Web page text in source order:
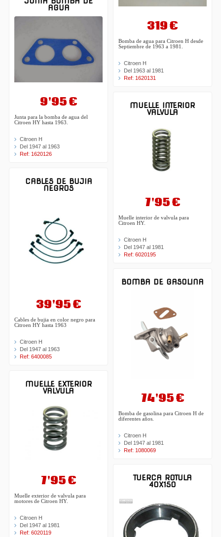
AGUA
9'95 €
Junta para la bomba de agua del
Citroen HY hasta 1963.
Citroen H
Del 1947 al 1963
Ref: 1620126
CABLES DE BUJIA
NEGROS
39'95 €
Cables de bujia en color negro para
Citroen HY hasta 1963
Citroen H
Del 1947 al 1963
Ref: 6400085
MUELLE EXTERIOR
VALVULA
7'95 €
Muelle exterior de valvula para
motores de Citroen HY.
Citroen H
Del 1947 al 1981
Ref: 6020119
319 €
Bomba de agua para Citroen H desde
Septiembre de 1963 a 1981.
Citroen H
Del 1963 al 1981
Ref: 1620131
MUELLE INTERIOR
VALVULA
7'95 €
Muelle interior de valvula para
Citroen HY.
Citroen H
Del 1947 al 1981
Ref: 6020195
BOMBA DE GASOLINA
74'95 €
Bomba de gasolina para Citroen H de
diferentes años.
Citroen H
Del 1947 al 1981
Ref: 1080069
TUERCA ROTULA
40X150